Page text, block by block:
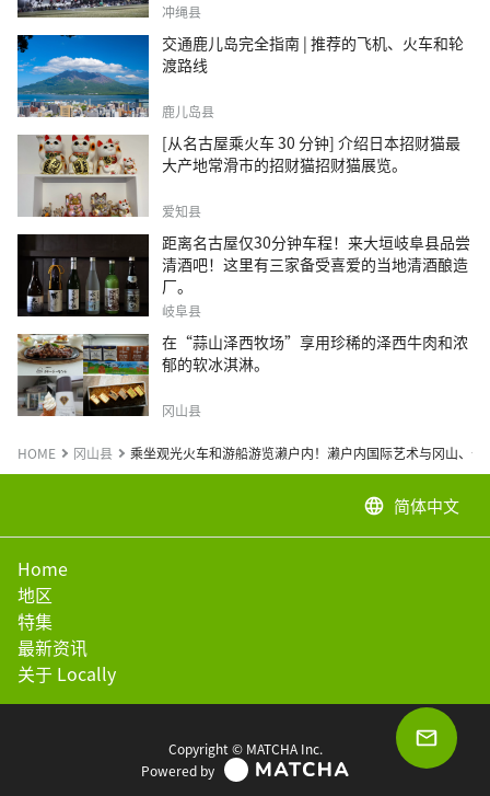
冲绳县
交通鹿儿岛完全指南 | 推荐的飞机、火车和轮
渡路线
鹿儿岛县
[从名古屋乘火车 30 分钟] 介绍日本招财猫最
大产地常滑市的招财猫招财猫展览。
爱知县
距离名古屋仅30分钟车程！来大垣岐阜县品尝
清酒吧！这里有三家备受喜爱的当地清酒酿造
厂。
岐阜县
在“蒜山泽西牧场”享用珍稀的泽西牛肉和浓
郁的软冰淇淋。
冈山县
HOME 冈山县 乘坐观光火车和游船游览濑户内！濑户内国际艺术与冈山、仓
language 简体中文
Home
地区
特集
最新资讯
关于 Locally
Copyright © MATCHA Inc.
Powered by